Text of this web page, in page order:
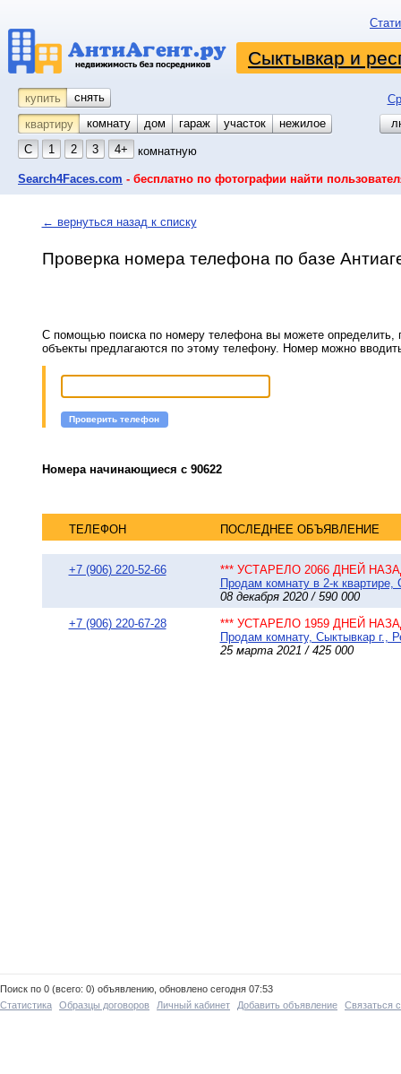
Сыктывкар и
купить снять
квартиру
комнату койко-место
дом гараж участок
нежилое
С
1 2 3 4+ комнатную
Search4Faces.com - бесплатно по фотографии найти
← вернуться назад к списку
Проверка номера телефона по базе
С помощью поиска по номеру телефона вы можете определить,
объекты предлагаются по этому телефону. Номер можно
Проверить телефон
Номера начинающиеся с 90622
ТЕЛЕФОН ПОСЛЕДНЕЕ ОБЪЯВЛЕНИЕ
+7 (906) 220-52-66
*** УСТАРЕЛО 2066 ДНЕЙ
Продам комнату в 2-к
08 декабря 2020 / 590 000
+7 (906) 220-67-28
*** УСТАРЕЛО 1959 ДНЕЙ
Продам комнату, Сыктывкар г.,
25 марта 2021 / 425 000
Поиск по 0 (всего: 0) объявлению, обновлено сегодня 07:53
Статистика
Образцы договоров Личный кабинет Добавить объявление Связаться